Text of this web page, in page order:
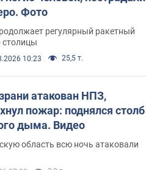
Фото
регулярный ракетный
столицы
10:23 25,5 т.
атакован НПЗ,
пожар: поднялся столб
дыма. Видео
область всю ночь атаковали